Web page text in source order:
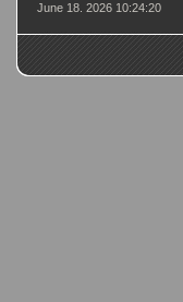
June 18. 2026 10:24:20